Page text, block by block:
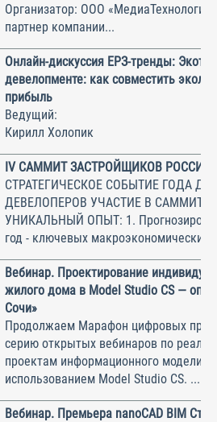
Организатор: ООО
партнер компании...
Онлайн-дискуссия ЕРЗ-тренды:
девелопменте: как совместить
прибыль
Ведущий:
Кирилл Холопик
IV САММИТ ЗАСТРОЙЩИКОВ РОССИИ
СТРАТЕГИЧЕСКОЕ СОБЫТИЕ ГОДА
ДЕВЕЛОПЕРОВ УЧАСТИЕ В САММИТЕ
УНИКАЛЬНЫЙ ОПЫТ: 1.
год - ключевых макроэкономических
Вебинар. Проектирование
жилого дома в Model Studio CS —
Сочи»
Продолжаем Марафон цифровых
серию открытых вебинаров по
проектам информационного
использованием Model Studio CS. ...
Вебинар. Премьера nanoCAD BIM